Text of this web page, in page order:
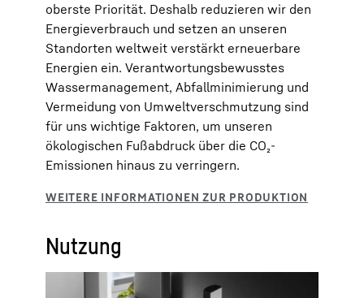
oberste Priorität. Deshalb reduzieren wir den
Energieverbrauch und setzen an unseren
Standorten weltweit verstärkt erneuerbare
Energien ein. Verantwortungsbewusstes
Wassermanagement, Abfallminimierung und
Vermeidung von Umweltverschmutzung sind
für uns wichtige Faktoren, um unseren
ökologischen Fußabdruck über die CO₂-
Emissionen hinaus zu verringern.
Nutzung